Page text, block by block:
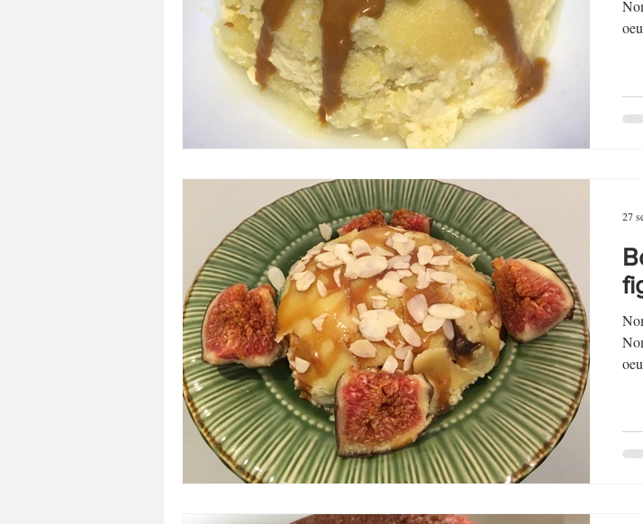
A tartiner Aux flocons d'avoine au Fromage autres petits déjeuners
Bouchées apéritives Bowlcakes bowlcakes salés Cakes et muffins
Crêpes, gaufres et pancakes Desserts au chocolat Desserts aux fruits
Entrées chaudes Entrées de fête ou d'exception Entrées froides 27